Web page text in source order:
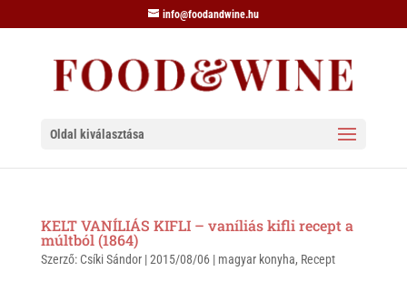
info@foodandwine.hu
Oldal kiválasztása
KELT VANÍLIÁS KIFLI – vaníliás kifli recept a
múltból (1864)
Szerző: Csíki Sándor|2015/08/06| magyar konyha, Recept